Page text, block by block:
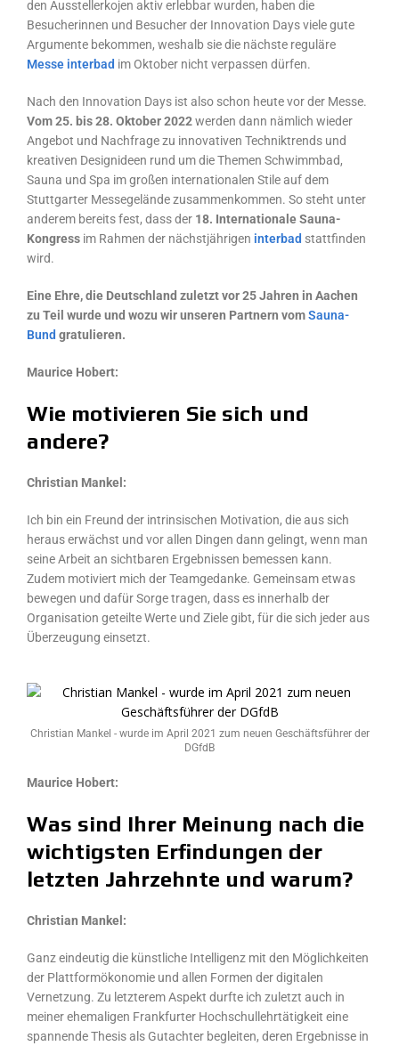
den Ausstellerkojen aktiv erlebbar wurden, haben die
Besucherinnen und Besucher der Innovation Days viele gute
Argumente bekommen, weshalb sie die nächste reguläre
Messe interbad im Oktober nicht verpassen dürfen.
Nach den Innovation Days ist also schon heute vor der Messe.
Vom 25. bis 28. Oktober 2022werden dann nämlich wieder
Angebot und Nachfrage zu innovativen Techniktrends und
kreativen Designideen rund um die Themen Schwimmbad,
Sauna und Spa im großen internationalen Stile auf dem
Stuttgarter Messegelände zusammenkommen. So steht unter
anderem bereits fest, dass der 18. Internationale Sauna-
Kongress im Rahmen der nächstjährigen interbad stattfinden
wird.
Eine Ehre, die Deutschland zuletzt vor 25 Jahren in Aachen
zu Teil wurde und wozu wir unseren Partnern vomSauna-
Bund gratulieren.
Maurice Hobert:
Wie motivieren Sie sich und
andere?
Christian Mankel:
Ich bin ein Freund der intrinsischen Motivation, die aus sich
heraus erwächst und vor allen Dingen dann gelingt, wenn man
seine Arbeit an sichtbaren Ergebnissen bemessen kann.
Zudem motiviert mich der Teamgedanke. Gemeinsam etwas
bewegen und dafür Sorge tragen, dass es innerhalb der
Organisation geteilte Werte und Ziele gibt, für die sich jeder aus
Überzeugung einsetzt.
Christian Mankel - wurde im April 2021 zum neuen Geschäftsführer der
DGfdB
Maurice Hobert:
Was sind Ihrer Meinung nach die
wichtigsten Erfindungen der
letzten Jahrzehnte und warum?
Christian Mankel:
Ganz eindeutig die künstliche Intelligenz mit den Möglichkeiten
der Plattformökonomie und allen Formen der digitalen
Vernetzung. Zu letzterem Aspekt durfte ich zuletzt auch in
meiner ehemaligen Frankfurter Hochschullehrtätigkeit eine
spannende Thesis als Gutachter begleiten, deren Ergebnisse in